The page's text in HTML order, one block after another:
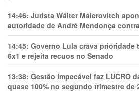
14:46: Jurista Wálter Maierovitch
autoridade de André Mendonça
14:45: Governo Lula crava prioridade
6x1 e rejeita recuos no Senado
13:38: Gestão impecável faz LUCRO
quase 100% no segundo trimestre de